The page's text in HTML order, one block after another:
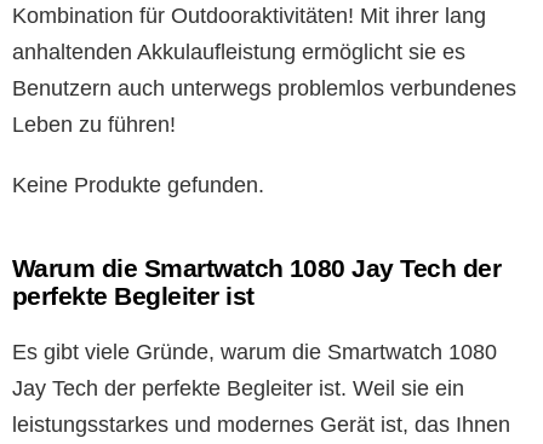
Kombination für Outdooraktivitäten! Mit ihrer lang
anhaltenden Akkulaufleistung ermöglicht sie es
Benutzern auch unterwegs problemlos verbundenes
Leben zu führen!
Keine Produkte gefunden.
Warum die Smartwatch 1080 Jay Tech der
perfekte Begleiter ist
Es gibt viele Gründe, warum die Smartwatch 1080
Jay Tech der perfekte Begleiter ist. Weil sie ein
leistungsstarkes und modernes Gerät ist, das Ihnen